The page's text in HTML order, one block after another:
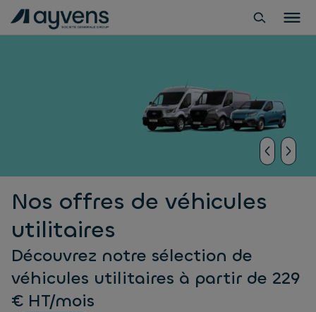
Nos offres de véhicules
utilitaires
Découvrez notre sélection de
véhicules utilitaires à partir de 229
€ HT/mois